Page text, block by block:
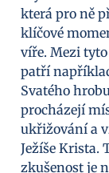
která pro ně
klíčové
víře. Mezi
patří
Svatého
procházejí
ukřižování a
Ježíše Krista.
zkušenost je